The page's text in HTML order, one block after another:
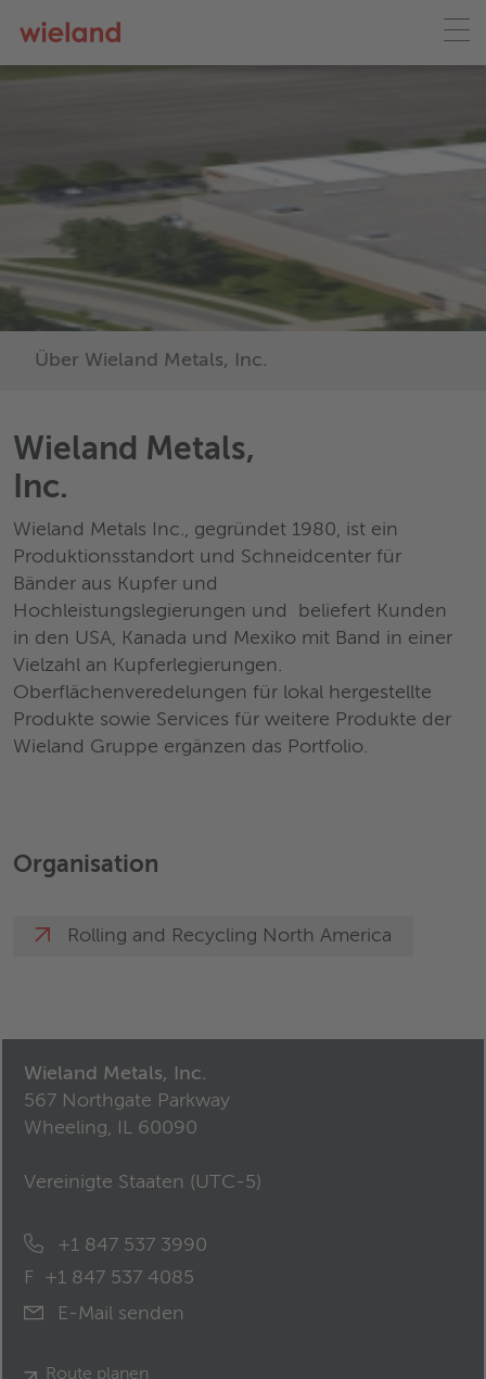
Über Wieland Metals, Inc.
Wieland Metals,
Inc.
Wieland Metals Inc., gegründet 1980, ist ein
Produktionsstandort und Schneidcenter für
Bänder aus Kupfer und
Hochleistungslegierungen und beliefert Kunden
in den USA, Kanada und Mexiko mit Band in einer
Vielzahl an Kupferlegierungen.
Oberflächenveredelungen für lokal hergestellte
Produkte sowie Services für weitere Produkte der
Wieland Gruppe ergänzen das Portfolio.
Organisation
Rolling and Recycling North America
Wieland Metals, Inc.
567 Northgate Parkway
Wheeling, IL 60090
Vereinigte Staaten (UTC-5)
+1 847 537 3990
F
+1 847 537 4085
E-Mail senden
Route planen